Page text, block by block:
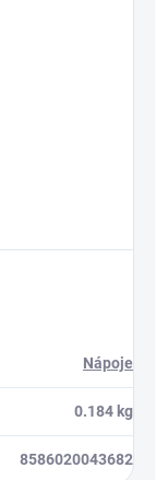
Nápoje
0.184 kg
8586020043682